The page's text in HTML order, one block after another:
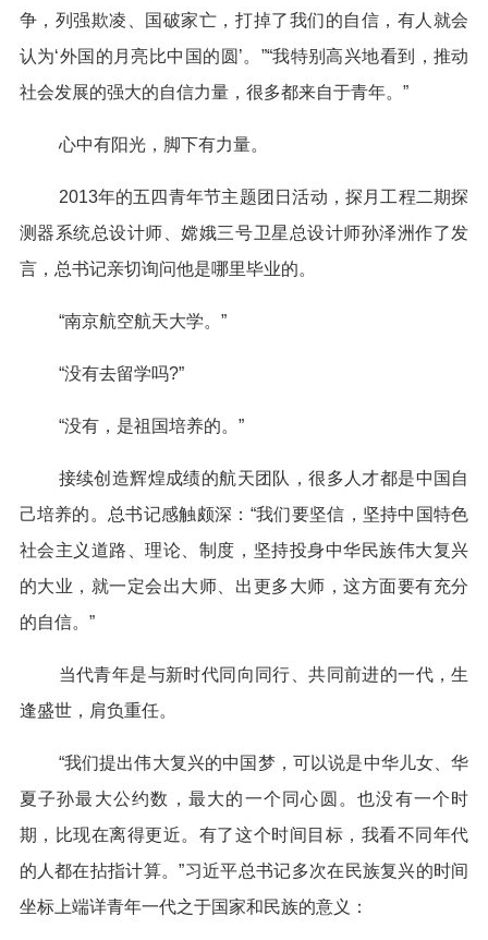
争，列强欺凌、国破家亡，打掉了我们的自信，有人就会
认为‘外国的月亮比中国的圆’。”“我特别高兴地看到，推动
社会发展的强大的自信力量，很多都来自于青年。”
心中有阳光，脚下有力量。
2013年的五四青年节主题团日活动，探月工程二期探
测器系统总设计师、嫦娥三号卫星总设计师孙泽洲作了发
言，总书记亲切询问他是哪里毕业的。
“南京航空航天大学。”
“没有去留学吗?”
“没有，是祖国培养的。”
接续创造辉煌成绩的航天团队，很多人才都是中国自
己培养的。总书记感触颇深：“我们要坚信，坚持中国特色
社会主义道路、理论、制度，坚持投身中华民族伟大复兴
的大业，就一定会出大师、出更多大师，这方面要有充分
的自信。”
当代青年是与新时代同向同行、共同前进的一代，生
逢盛世，肩负重任。
“我们提出伟大复兴的中国梦，可以说是中华儿女、华
夏子孙最大公约数，最大的一个同心圆。也没有一个时
期，比现在离得更近。有了这个时间目标，我看不同年代
的人都在拈指计算。”习近平总书记多次在民族复兴的时间
坐标上端详青年一代之于国家和民族的意义：